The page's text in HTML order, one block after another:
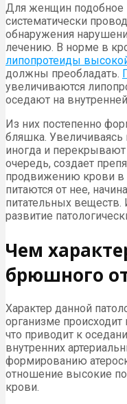
Для женщин подобное
систематически
обнаружения
лечению. В норме в
липопротеиды
должны преобладать.
увеличиваются
оседают на
Из них постепенно
бляшка.
иногда и
очередь, создает
продвижению крови в
питаются от нее,
питательных веществ.
развитие
Чем
брюшного
Характер данной
организме
что приводит к
внутренних
формированию
отношение высокие
крови.